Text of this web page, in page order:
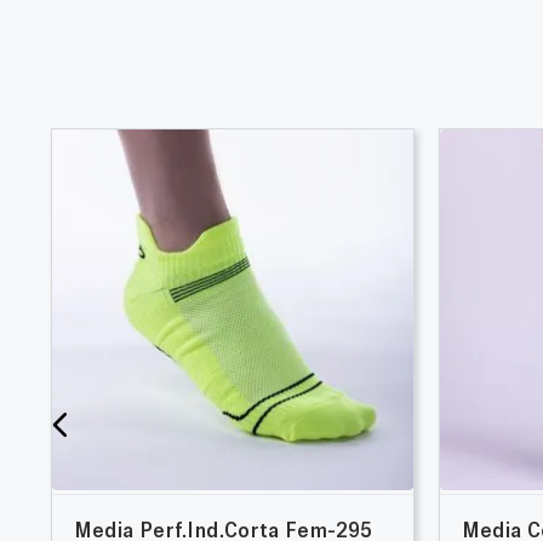
Media Perf.Ind.Corta Fem-295
Media